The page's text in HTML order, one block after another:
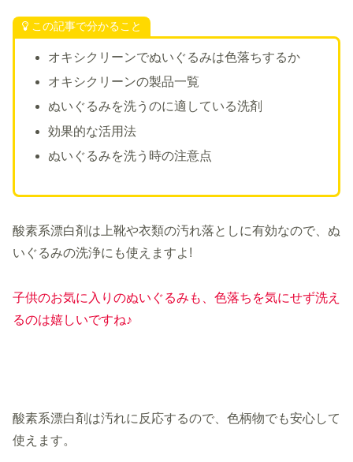
この記事で分かること
オキシクリーンでぬいぐるみは色落ちするか
オキシクリーンの製品一覧
ぬいぐるみを洗うのに適している洗剤
効果的な活用法
ぬいぐるみを洗う時の注意点
酸素系漂白剤は上靴や衣類の汚れ落としに有効なので、ぬ
いぐるみの洗浄にも使えますよ!
子供のお気に入りのぬいぐるみも、色落ちを気にせず洗え
るのは嬉しいですね♪
酸素系漂白剤は汚れに反応するので、色柄物でも安心して
使えます。